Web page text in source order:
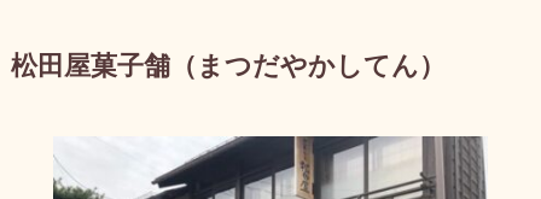
松田屋菓子舗（まつだやかしてん）